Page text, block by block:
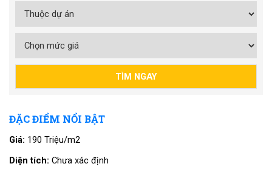
ĐẶC ĐIỂM NỔI BẬT
Giá: 190 Triệu/m2
Diện tích: Chưa xác định